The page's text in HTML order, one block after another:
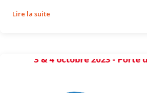
Lire la suite